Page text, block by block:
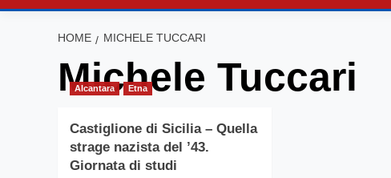
HOME MICHELE TUCCARI
Michele Tuccari
Alcantara Etna
Castiglione di Sicilia – Quella
strage nazista del ’43.
Giornata di studi